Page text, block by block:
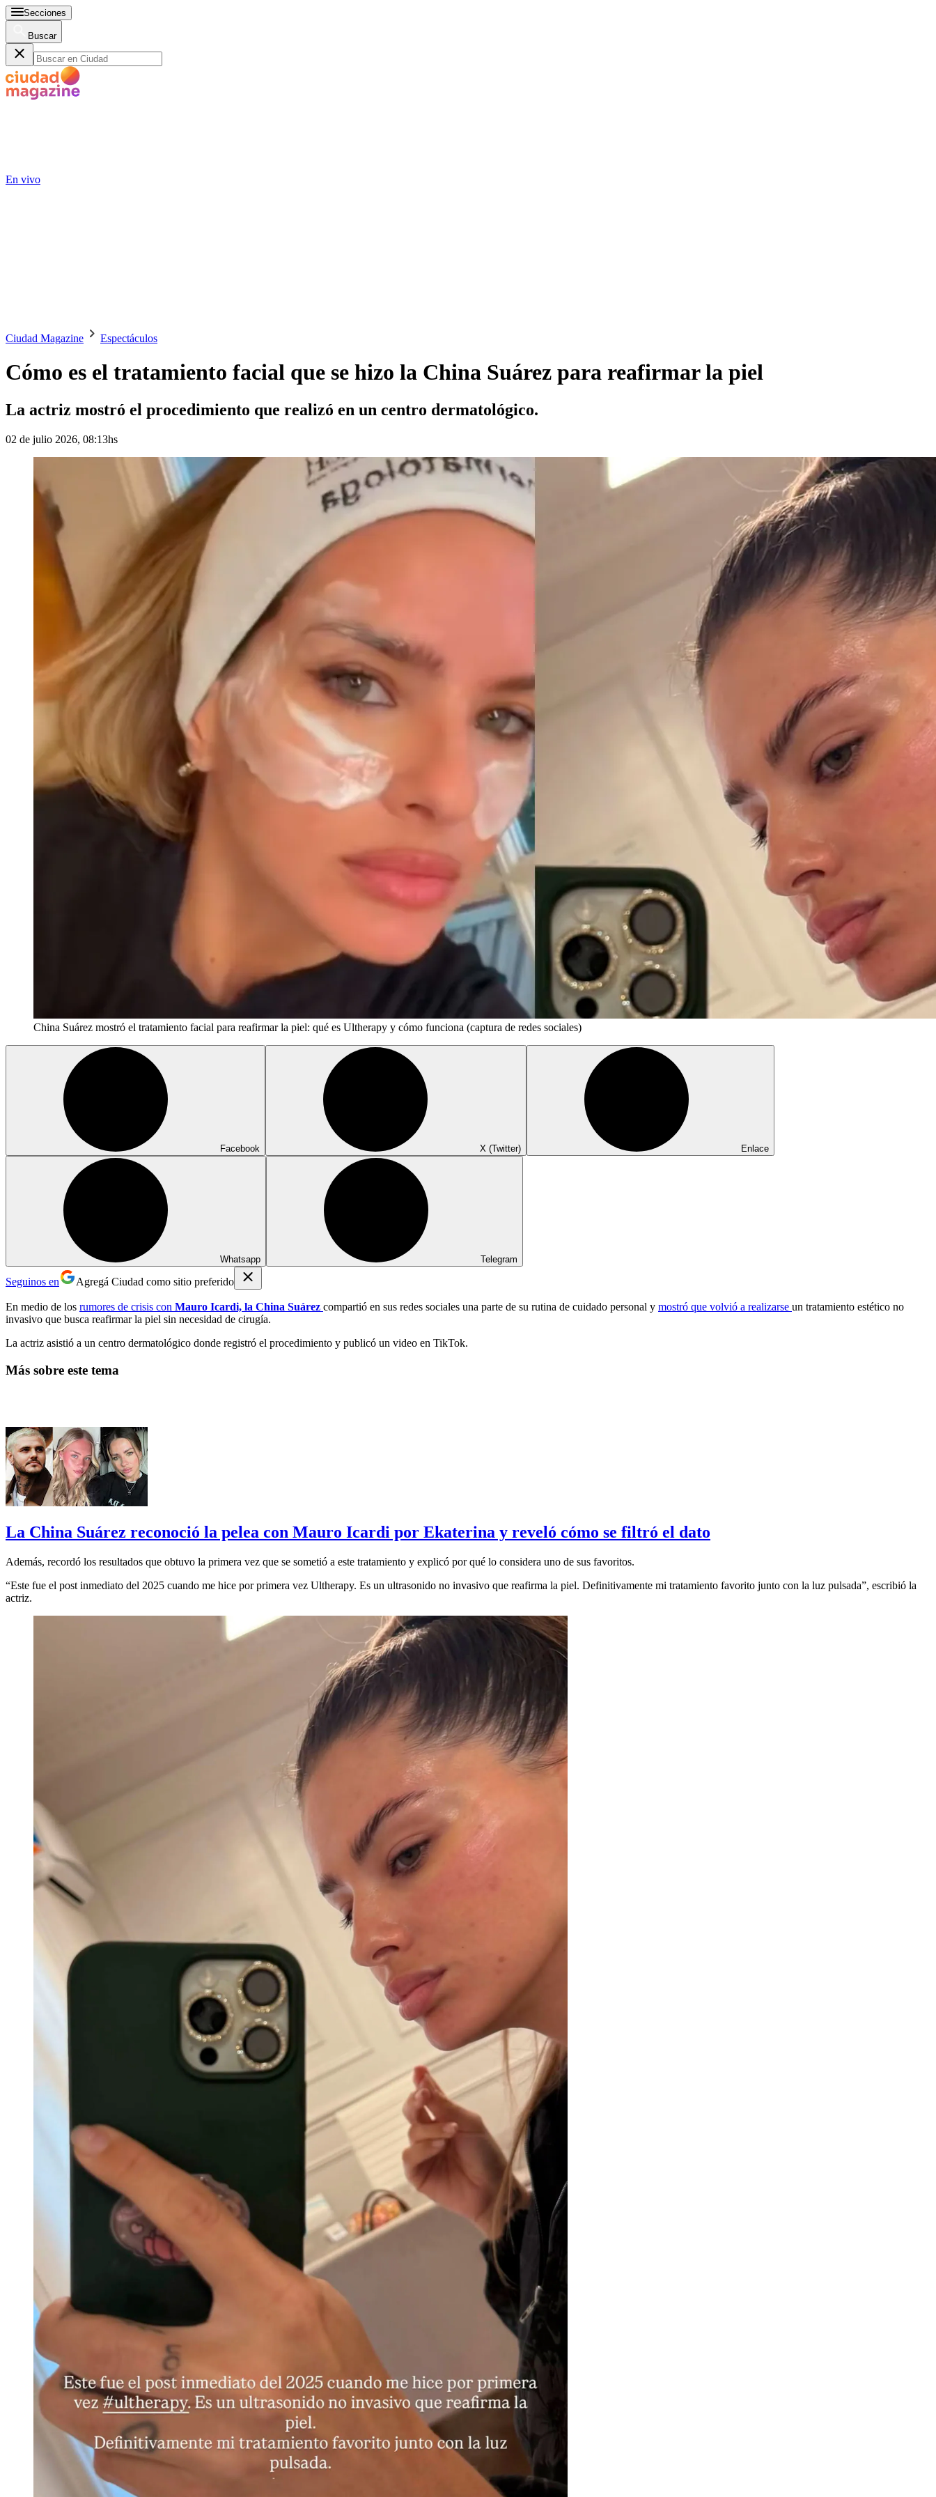
Secciones
Buscar
En vivo
Ciudad Magazine Espectáculos
Cómo es el tratamiento facial que se hizo la China Suárez para reafirmar la piel
La actriz mostró el procedimiento que realizó en un centro dermatológico.
02 de julio 2026, 08:13hs
China Suárez mostró el tratamiento facial para reafirmar la piel: qué es Ultherapy y cómo funciona (captura de redes sociales)
Facebook X (Twitter) Enlace
Whatsapp Telegram
Seguinos en Agregá Ciudad como sitio preferido
En medio de los rumores de crisis con Mauro Icardi, la China Suárez compartió en sus redes sociales una parte de su rutina de cuidado personal y mostró que volvió a realizarse un tratamiento estético no
invasivo que busca reafirmar la piel sin necesidad de cirugía.
La actriz asistió a un centro dermatológico donde registró el procedimiento y publicó un video en TikTok.
Más sobre este tema
La China Suárez reconoció la pelea con Mauro Icardi por Ekaterina y reveló cómo se filtró el dato
Además, recordó los resultados que obtuvo la primera vez que se sometió a este tratamiento y explicó por qué lo considera uno de sus favoritos.
“Este fue el post inmediato del 2025 cuando me hice por primera vez Ultherapy. Es un ultrasonido no invasivo que reafirma la piel. Definitivamente mi tratamiento favorito junto con la luz pulsada”, escribió la
actriz.